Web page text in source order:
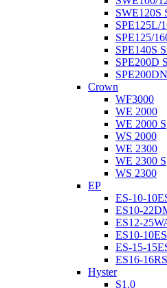
SWE120S
SPE125L/
SPE125/
SPE140S
SPE200D
Crown
WF3000
WE 2000
WE 2000 S
WS 2000
WE 2300
WE 2300 S
WS 2300
EP
ES-10-
ES10-
ES12-
ES10-
ES-15-
ES16-16RS
Hyster
S1.0